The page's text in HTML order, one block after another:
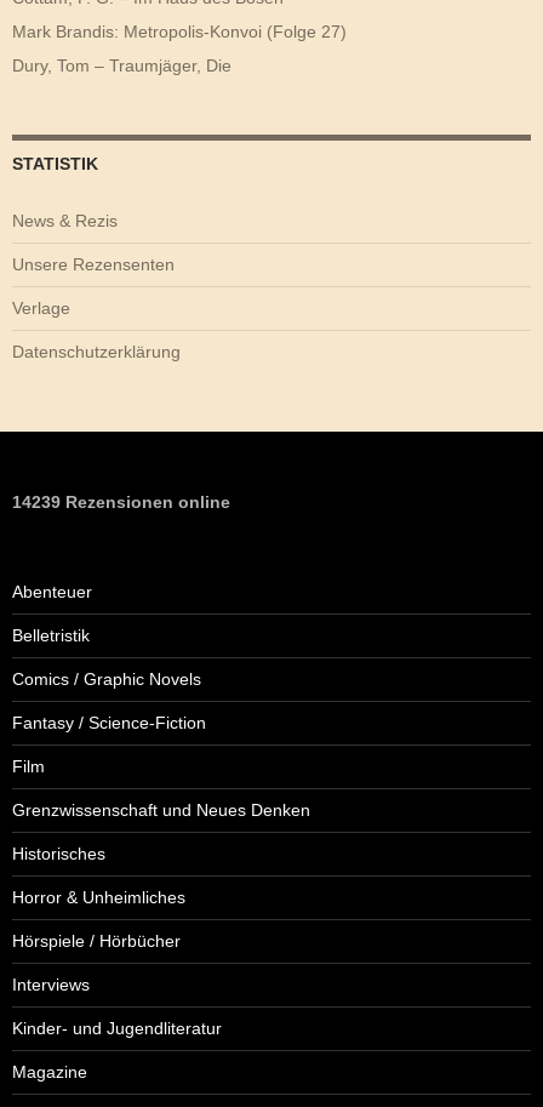
Mark Brandis: Metropolis-Konvoi (Folge 27)
Dury, Tom – Traumjäger, Die
STATISTIK
News & Rezis
Unsere Rezensenten
Verlage
Datenschutzerklärung
14239 Rezensionen online
Abenteuer
Belletristik
Comics / Graphic Novels
Fantasy / Science-Fiction
Film
Grenzwissenschaft und Neues Denken
Historisches
Horror & Unheimliches
Hörspiele / Hörbücher
Interviews
Kinder- und Jugendliteratur
Magazine